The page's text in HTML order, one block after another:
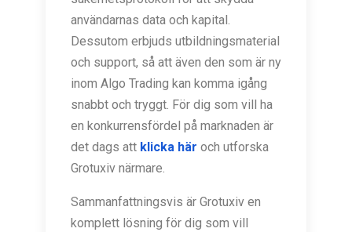
användarnas data och kapital.
Dessutom erbjuds utbildningsmaterial
och support, så att även den som är ny
inom Algo Trading kan komma igång
snabbt och tryggt. För dig som vill ha
en konkurrensfördel på marknaden är
det dags att klicka här och utforska
Grotuxiv närmare.
Sammanfattningsvis är Grotuxiv en
komplett lösning för dig som vill